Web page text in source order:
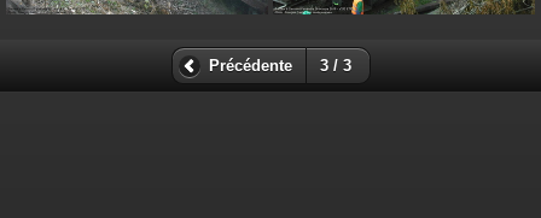
Précédente 3 / 3